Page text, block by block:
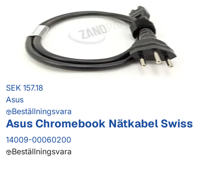
SEK 157.18
Asus
Beställningsvara
Asus Chromebook Nätkabel Swiss
14009-00060200
Beställningsvara